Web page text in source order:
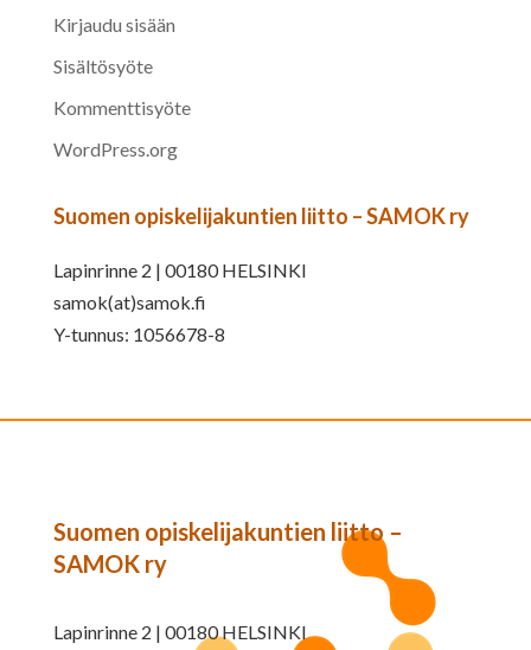
Kirjaudu sisään
Sisältösyöte
Kommenttisyöte
WordPress.org
Suomen opiskelijakuntien liitto – SAMOK ry
Lapinrinne 2 | 00180 HELSINKI
samok(at)samok.fi
Y-tunnus: 1056678-8
Suomen opiskelijakuntien liitto –
SAMOK ry
Lapinrinne 2 | 00180 HELSINKI